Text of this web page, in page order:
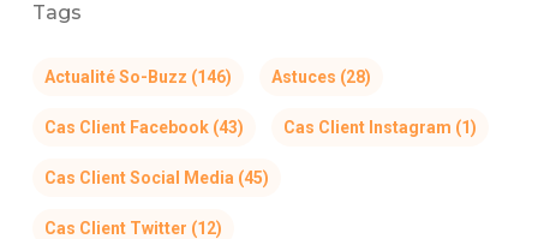
Tags
Actualité So-Buzz (146) Astuces (28)
Cas Client Facebook(43) Cas Client Instagram (1)
Cas Client Social Media (45)
Cas Client Twitter (12)